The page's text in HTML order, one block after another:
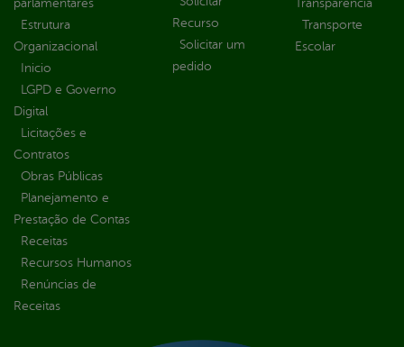
parlamentares
Estrutura
Organizacional
Inicio
LGPD e Governo
Digital
Licitações e
Contratos
Obras Públicas
Planejamento e
Prestação de Contas
Receitas
Recursos Humanos
Renúncias de
Receitas
Recurso
Solicitar um
pedido
Transparência
Transporte
Escolar